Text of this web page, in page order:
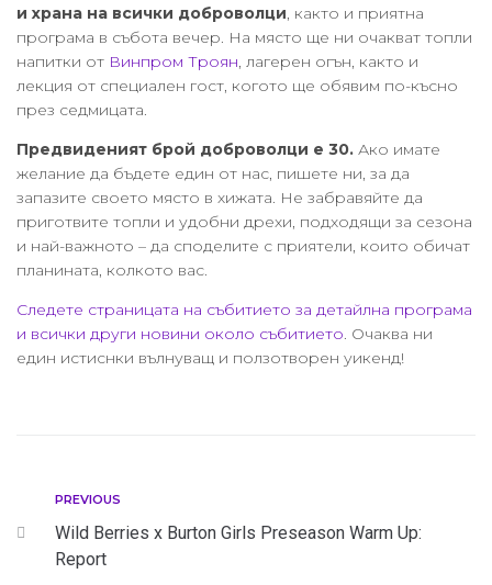
и храна на всички доброволци, както и приятна
програма в събота вечер. На място ще ни очакват топли
напитки от Винпром Троян, лагерен огън, както и
лекция от специален гост, когото ще обявим по-късно
през седмицата.
Предвиденият брой доброволци е 30. Ако имате
желание да бъдете един от нас, пишете ни, за да
запазите своето място в хижата. Не забравяйте да
приготвите топли и удобни дрехи, подходящи за сезона
и най-важното – да споделите с приятели, които обичат
планината, колкото вас.
Следете страницата на събитието за детайлна програма
и всички други новини около събитието. Очаква ни
един истиснки вълнуващ и ползотворен уикенд!
PREVIOUS
Wild Berries x Burton Girls Preseason Warm Up:
Report